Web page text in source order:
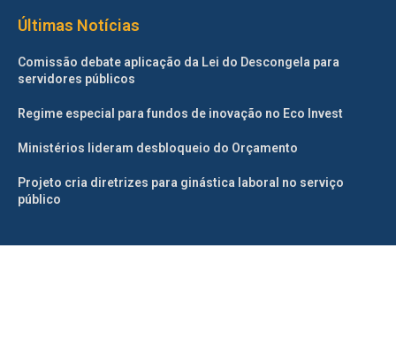
Últimas Notícias
Comissão debate aplicação da Lei do Descongela para
servidores públicos
Regime especial para fundos de inovação no Eco Invest
Ministérios lideram desbloqueio do Orçamento
Projeto cria diretrizes para ginástica laboral no serviço
público